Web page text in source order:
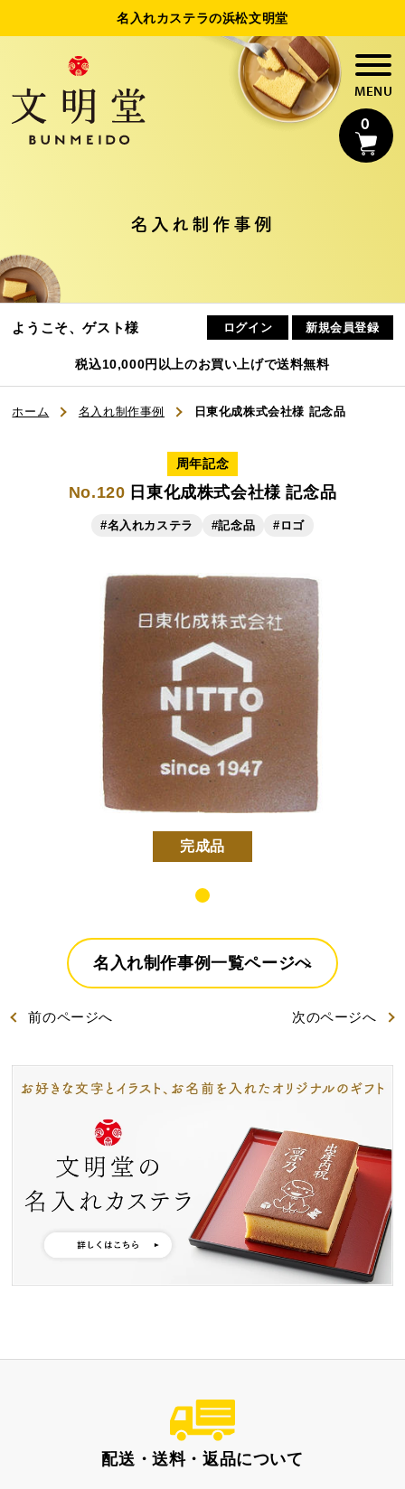
名入れカステラの浜松文明堂
0
制作事例
よくある質問
お問い合わせ
商品一覧
名入れカステラ（オリジナル）
る
出産内祝カステラ 長寿のお祝いカステラ
カステラ
特製ハニーカステラ極 浜松工場限定五三焼カ
ステラ
ハニーカステラ
カステラ詰合せ
（五三・ハニー・静岡
茶）
名入れ制作事例
税込10,000円以上のお買い上げで送料無料
ようこそ、ゲスト様 ログイン 新規会員登録
ホーム 名入れ制作事例 日東化成株式会社様 記念品
周年記念
No.120 日東化成株式会社様 記念品
#名入れカステラ #記念品 #ロゴ
完成品
前のページへ
名入れ制作事例一覧ページへ
次のページへ
配送・送料・返品について